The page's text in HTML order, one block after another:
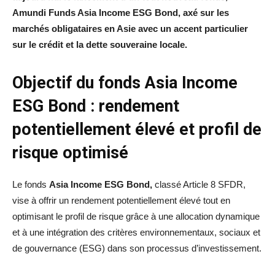
Amundi Funds Asia Income ESG Bond, axé sur les
marchés obligataires en Asie avec un accent particulier
sur le crédit et la dette souveraine locale.
Objectif du fonds Asia Income
ESG Bond : rendement
potentiellement élevé et profil de
risque optimisé
Le fonds Asia Income ESG Bond, classé Article 8 SFDR,
vise à offrir un rendement potentiellement élevé tout en
optimisant le profil de risque grâce à une allocation dynamique
et à une intégration des critères environnementaux, sociaux et
de gouvernance (ESG) dans son processus d’investissement.